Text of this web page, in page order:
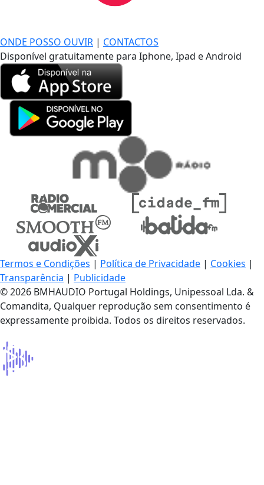
ONDE POSSO OUVIR | CONTACTOS
Disponível gratuitamente para Iphone, Ipad e Android
Termos e Condições | Política de Privacidade | Cookies |
Transparência | Publicidade
© 2026 BMHAUDIO Portugal Holdings, Unipessoal Lda. &
Comandita, Qualquer reprodução sem consentimento é
expressamente proibida. Todos os direitos reservados.